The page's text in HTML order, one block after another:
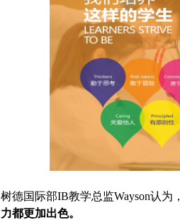
树德国际部IB教学总监Wayson认为，
力都更加出色。